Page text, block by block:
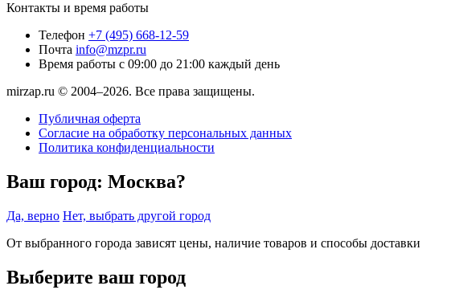
Контакты и время работы
Телефон +7 (495) 668-12-59
Почта info@mzpr.ru
Время работы с 09:00 до 21:00 каждый день
mirzap.ru © 2004–2026. Все права защищены.
Публичная оферта
Согласие на обработку персональных данных
Политика конфиденциальности
Ваш город: Москва?
Да, верно Нет, выбрать другой город
От выбранного города зависят цены, наличие товаров и способы доставки
Выберите ваш город